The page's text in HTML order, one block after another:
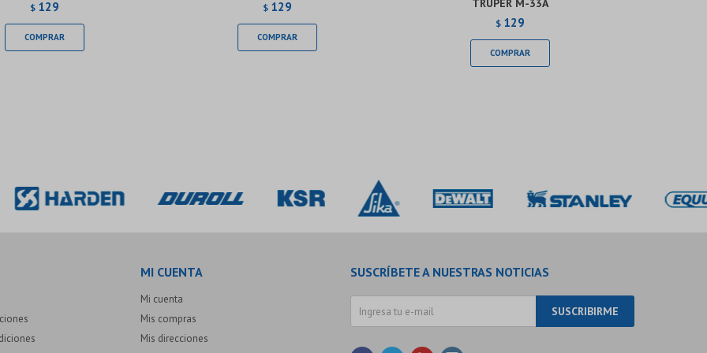
$ 129 $ 129
TRUPER M-33A
$ 129
MI CUENTA
Mi cuenta
Mis compras
Mis direcciones
SUSCRÍBETE A NUESTRAS NOTICIAS
SUSCRIBIRME